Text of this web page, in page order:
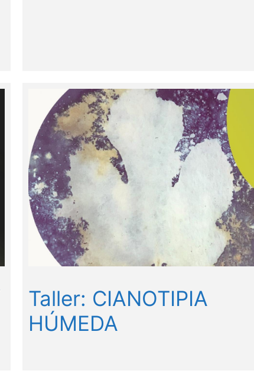
Taller: CIANOTIPIA
HÚMEDA